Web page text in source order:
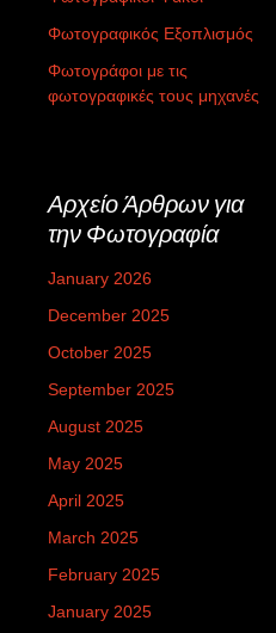
Φωτογραφικός Εξοπλισμός
Φωτογράφοι με τις
φωτογραφικές τους μηχανές
Αρχείο Άρθρων για
την Φωτογραφία
January 2026
December 2025
October 2025
September 2025
August 2025
May 2025
April 2025
March 2025
February 2025
January 2025